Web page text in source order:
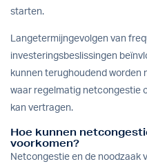
starten.
Langetermijngevolgen van
investeringsbeslissingen
kunnen terughoudend worden
waar regelmatig netcongestie
kan vertragen.
Hoe kunnen
voorkomen?
Netcongestie en de noodzaak